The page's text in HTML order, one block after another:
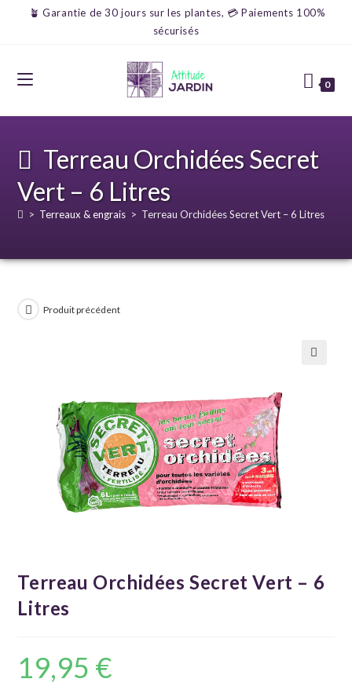
🪴 Garantie de 30 jours sur les plantes, 💳 Paiements 100%
sécurisés
0
Terreau Orchidées Secret
Vert – 6 Litres
> Terreaux & engrais > Terreau Orchidées Secret Vert – 6 Litres
Produit précédent
Terreau Orchidées Secret Vert – 6
Litres
19,95 €